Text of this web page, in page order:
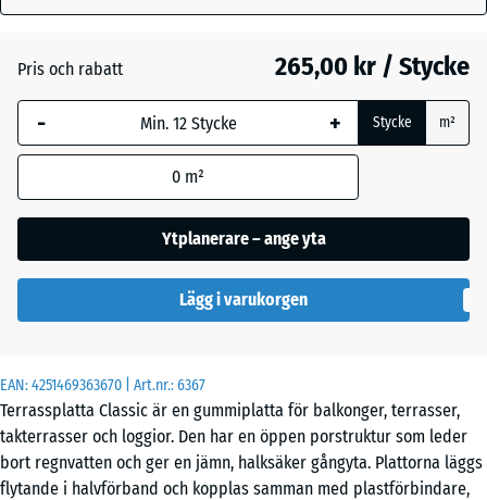
EAN:4251469363670 | Art.nr.:6367
Terrassplatta Classic är en gummiplatta för balkonger, terrasser,
takterrasser och loggior. Den har en öppen porstruktur som leder
bort regnvatten och ger en jämn, halksäker gångyta. Plattorna läggs
flytande i halvförband och kopplas samman med plastförbindare,
granit
Mörkgrå
granit
Rattan
Den valda måtten med
blå markering används
för behovsberäkningen
(om inte annat anges i
produktinformationen).
50
50
cm
50
x
50
x 3
- 18,00 kr
Pris och rabatt 265,00 kr / Stycke
- + Stycke m²
0 m²
Ytplanerare – ange yta
Lägg i varukorgen